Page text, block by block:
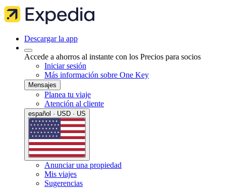
Descargar la app
Accede a ahorros al instante con los Precios para socios
Iniciar sesión
Más información sobre One Key
Mensajes
Planea tu viaje
Atención al cliente
español · USD · US
Anunciar una propiedad
Mis viajes
Sugerencias